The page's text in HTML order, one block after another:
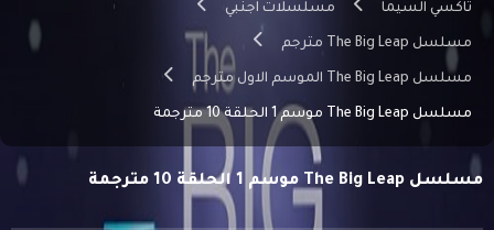
تاكسي السيما مسلسلات اجنبي
مسلسل The Big Leap مترجم
مسلسل The Big Leap الموسم الاول مترجم
مسلسل The Big Leap موسم 1 الحلقة 10 مترجمة
مسلسل The Big Leap موسم 1 الحلقة 10 مترجمة